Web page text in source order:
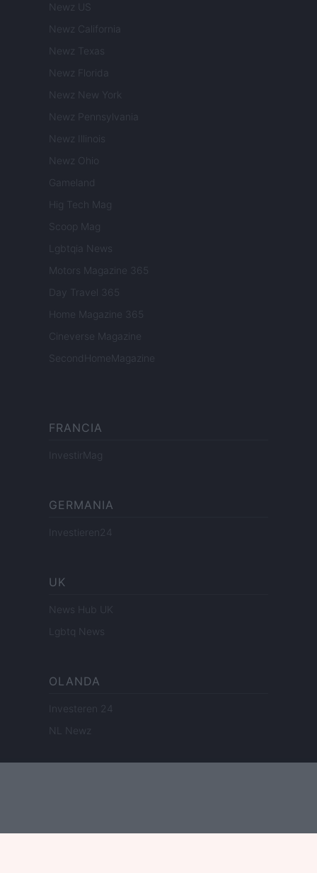
Newz US
Newz California
Newz Texas
Newz Florida
Newz New York
Newz Pennsylvania
Newz Illinois
Newz Ohio
Gameland
Hig Tech Mag
Scoop Mag
Lgbtqia News
Motors Magazine 365
Day Travel 365
Home Magazine 365
Cineverse Magazine
SecondHomeMagazine
FRANCIA
InvestirMag
GERMANIA
Investieren24
UK
News Hub UK
Lgbtq News
OLANDA
Investeren 24
NL Newz